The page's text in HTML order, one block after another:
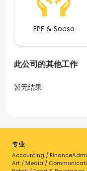
EPF & Socso
此公司的其他工作
暂无结果
专业
Accounting / Finance
Art / Media /